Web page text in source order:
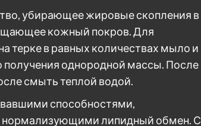
убирающее жировые скопления в
кожный покров. Для
терке в равных количествах мыло и
получения однородной массы. После
смыть теплой водой.
способностями,
нормализующими липидный обмен. С